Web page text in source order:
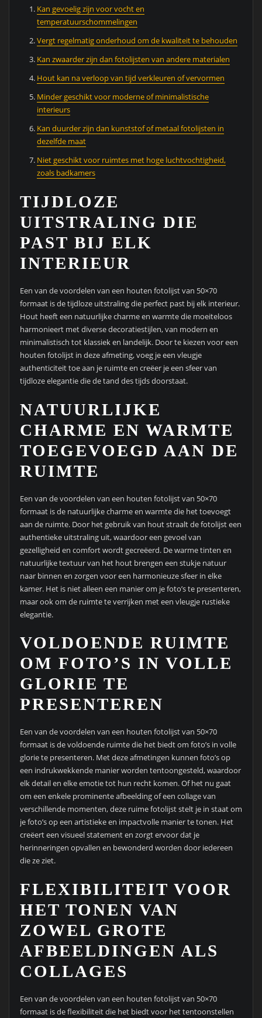
Kan gevoelig zijn voor vocht en
temperatuurschommelingen
Vergt regelmatig onderhoud om de kwaliteit te behouden
Kan zwaarder zijn dan fotolijsten van andere materialen
Hout kan na verloop van tijd verkleuren of vervormen
Minder geschikt voor moderne of minimalistische
interieurs
Kan duurder zijn dan kunststof of metaal fotolijsten in
dezelfde maat
Niet geschikt voor ruimtes met hoge luchtvochtigheid,
zoals badkamers
TIJDLOZE
UITSTRALING DIE
PAST BIJ ELK
INTERIEUR
Een van de voordelen van een houten fotolijst van 50×70
formaat is de tijdloze uitstraling die perfect past bij elk interieur.
Hout heeft een natuurlijke charme en warmte die moeiteloos
harmonieert met diverse decoratiestijlen, van modern en
minimalistisch tot klassiek en landelijk. Door te kiezen voor een
houten fotolijst in deze afmeting, voeg je een vleugje
authenticiteit toe aan je ruimte en creëer je een sfeer van
tijdloze elegantie die de tand des tijds doorstaat.
NATUURLIJKE
CHARME EN WARMTE
TOEGEVOEGD AAN DE
RUIMTE
Een van de voordelen van een houten fotolijst van 50×70
formaat is de natuurlijke charme en warmte die het toevoegt
aan de ruimte. Door het gebruik van hout straalt de fotolijst een
authentieke uitstraling uit, waardoor een gevoel van
gezelligheid en comfort wordt gecreëerd. De warme tinten en
natuurlijke textuur van het hout brengen een stukje natuur
naar binnen en zorgen voor een harmonieuze sfeer in elke
kamer. Het is niet alleen een manier om je foto’s te presenteren,
maar ook om de ruimte te verrijken met een vleugje rustieke
elegantie.
VOLDOENDE RUIMTE
OM FOTO’S IN VOLLE
GLORIE TE
PRESENTEREN
Een van de voordelen van een houten fotolijst van 50×70
formaat is de voldoende ruimte die het biedt om foto’s in volle
glorie te presenteren. Met deze afmetingen kunnen foto’s op
een indrukwekkende manier worden tentoongesteld, waardoor
elk detail en elke emotie tot hun recht komen. Of het nu gaat
om een enkele prominente afbeelding of een collage van
verschillende momenten, deze ruime fotolijst stelt je in staat om
je foto’s op een artistieke en impactvolle manier te tonen. Het
creëert een visueel statement en zorgt ervoor dat je
herinneringen opvallen en bewonderd worden door iedereen
die ze ziet.
FLEXIBILITEIT VOOR
HET TONEN VAN
ZOWEL GROTE
AFBEELDINGEN ALS
COLLAGES
Een van de voordelen van een houten fotolijst van 50×70
formaat is de flexibiliteit die het biedt voor het tentoonstellen